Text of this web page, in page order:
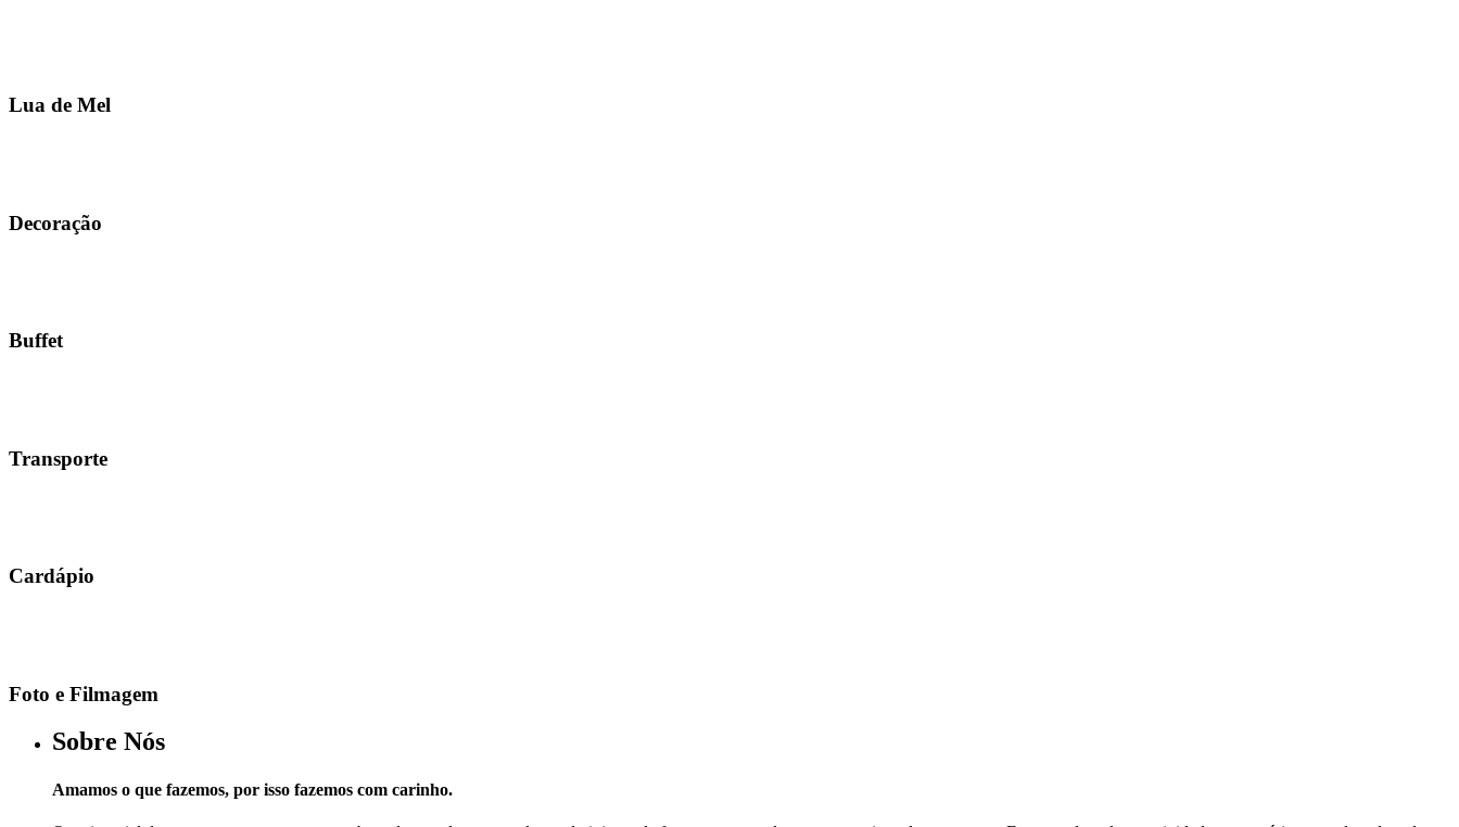
Lua de Mel
Decoração
Buffet
Transporte
Cardápio
Foto e Filmagem
Sobre Nós
Amamos o que fazemos, por isso fazemos com carinho.